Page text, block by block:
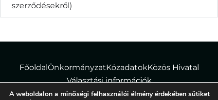
szerződésekről)
FőoldalÖnkormányzatKözadatokKözös Hivatal
Választási információk
A weboldalon a minőségi felhasználói élmény érdekében sütiket